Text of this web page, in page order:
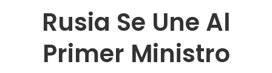
Rusia Se Une Al
Primer Ministro